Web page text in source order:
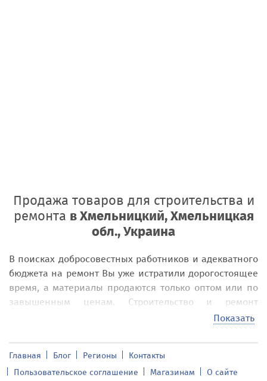
Продажа товаров для строительства и
ремонта в Хмельницкий, Хмельницкая
обл., Украина
В поисках добросовестных работников и адекватного
бюджета на ремонт Вы уже истратили дорогостоящее
время, а материалы продаются только оптом или по
завышенным ценам. Строительство и ремонт
превращается в головную боль и требует полной
addnew.biz поможет в решении всех проблем,
связанных с строительством или ремонтом – частного
дома, квартиры, офиса, здания целого предприятия
Показать
Главная Блог Регионы
Контакты
Пользовательское соглашение
Магазинам О сайте